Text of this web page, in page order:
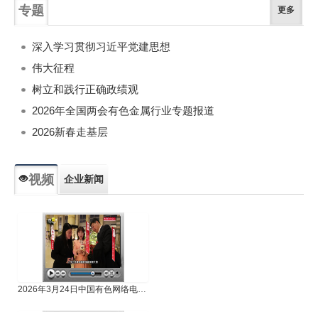
专题 更多
深入学习贯彻习近平党建思想
伟大征程
树立和践行正确政绩观
2026年全国两会有色金属行业专题报道
2026新春走基层
视频 企业新闻
2026年3月24日中国有色网络电视新闻